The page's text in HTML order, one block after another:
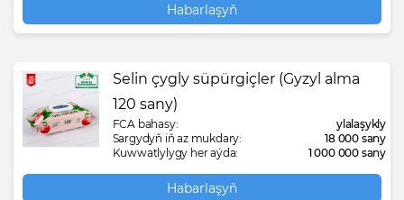
Habarlaşyň
Selin çygly süpürgiçler (Gyzyl alma
120 sany)
FCA bahasy:
ylalaşykly
Sargydyň iň az mukdary:
18 000 sany
Kuwwatlylygy her aýda:
1 000 000 sany
Habarlaşyň